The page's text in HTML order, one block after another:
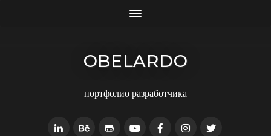
OBELARDO
портфолио разработчика